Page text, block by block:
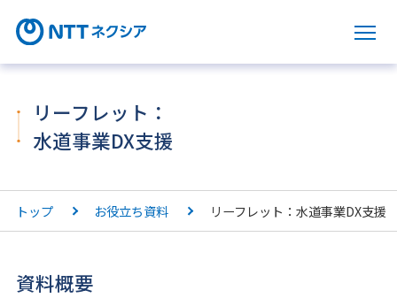
サ
リーフレット：
水道事業DX支援
トップ お役立ち資料 リーフレット：水道事業DX支援
資料概要